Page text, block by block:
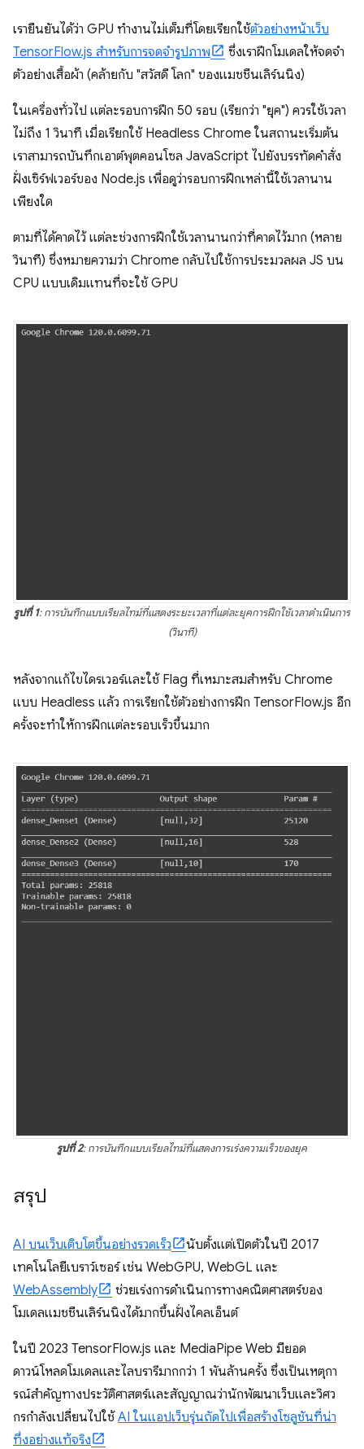
เรายืนยันได้ว่า GPU ทำงานไม่เต็มที่โดยเรียกใช้ตัวอย่างหน้าเว็บ
TensorFlow.js สำหรับการจดจำรูปภาพ
ซึ่งเราฝึกโมเดลให้จดจำ
ตัวอย่างเสื้อผ้า (คล้ายกับ "สวัสดี โลก" ของแมชชีนเลิร์นนิง)
ในเครื่องทั่วไป แต่ละรอบการฝึก 50 รอบ (เรียกว่า "ยุค") ควรใช้เวลา
ไม่ถึง 1 วินาที เมื่อเรียกใช้ Headless Chrome ในสถานะเริ่มต้น
เราสามารถบันทึกเอาต์พุตคอนโซล JavaScript ไปยังบรรทัดคำสั่ง
ฝั่งเซิร์ฟเวอร์ของ Node.js เพื่อดูว่ารอบการฝึกเหล่านี้ใช้เวลานาน
เพียงใด
ตามที่ได้คาดไว้ แต่ละช่วงการฝึกใช้เวลานานกว่าที่คาดไว้มาก (หลาย
วินาที) ซึ่งหมายความว่า Chrome กลับไปใช้การประมวลผล JS บน
CPU แบบเดิมแทนที่จะใช้ GPU
รูปที่ 1: การบันทึกแบบเรียลไทม์ที่แสดงระยะเวลาที่แต่ละยุคการฝึกใช้เวลาดำเนินการ
(วินาที)
หลังจากแก้ไขไดรเวอร์และใช้ Flag ที่เหมาะสมสําหรับ Chrome
แบบ Headless แล้ว การเรียกใช้ตัวอย่างการฝึก TensorFlow.js อีก
ครั้งจะทําให้การฝึกแต่ละรอบเร็วขึ้นมาก
รูปที่ 2: การบันทึกแบบเรียลไทม์ที่แสดงการเร่งความเร็วของยุค
สรุป
AI บนเว็บเติบโตขึ้นอย่างรวดเร็ว
นับตั้งแต่เปิดตัวในปี 2017
เทคโนโลยีเบราว์เซอร์ เช่น WebGPU, WebGL และ
WebAssembly
ช่วยเร่งการดำเนินการทางคณิตศาสตร์ของ
โมเดลแมชชีนเลิร์นนิงได้มากขึ้นฝั่งไคลเอ็นต์
ในปี 2023 TensorFlow.js และ MediaPipe Web มียอด
ดาวน์โหลดโมเดลและไลบรารีมากกว่า 1 พันล้านครั้ง ซึ่งเป็นเหตุกา
รณ์สําคัญทางประวัติศาสตร์และสัญญาณว่านักพัฒนาเว็บและวิศว
กรกําลังเปลี่ยนไปใช้AI ในแอปเว็บรุ่นถัดไปเพื่อสร้างโซลูชันที่น่า
ทึ่งอย่างแท้จริง